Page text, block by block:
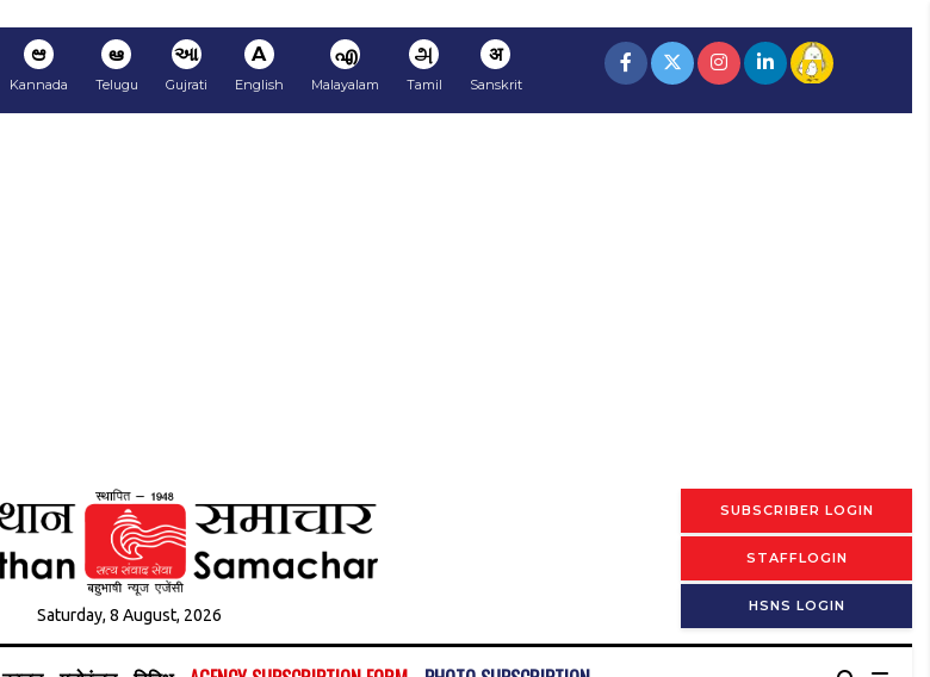
ಆ
Kannada
ఆ
Telugu
આ
Gujrati
A
English
എ
Malayalam
அ
Tamil
अ
Sanskrit
Saturday, 8 August, 2026
SUBSCRIBER LOGIN
STAFFLOGIN
HSNS LOGIN